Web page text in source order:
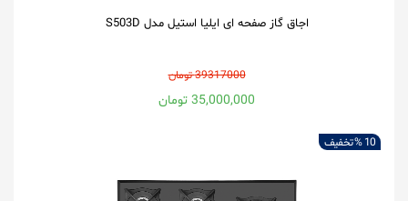
اجاق گاز صفحه ای ایلیا استیل مدل S503D
39317000 تومان
35,000,000 تومان
10 % تخفیف